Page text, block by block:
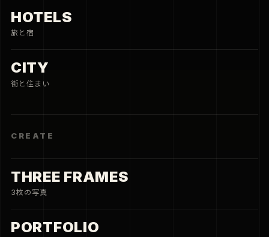
HOTELS
旅と宿
CITY
街と住まい
CREATE
THREE FRAMES
3枚の写真
PORTFOLIO